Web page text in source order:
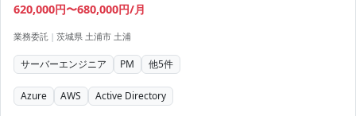
620,000円〜680,000円/月
業務委託 | 茨城県 土浦市 土浦
サーバーエンジニア PM 他5件
Azure AWS Active Directory